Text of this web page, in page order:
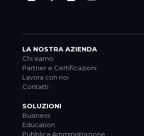
LA NOSTRA AZIENDA
Chi siamo
Partner e Certificazioni
Lavora con noi
Contatti
SOLUZIONI
Business
Education
Pubblica Amministrazione